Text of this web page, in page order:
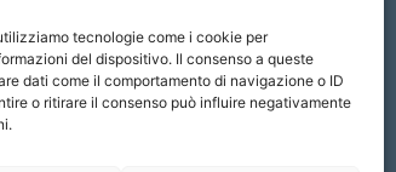
tecnologie come i cookie per
del dispositivo. Il consenso a queste
dati come il comportamento di navigazione o ID
o ritirare il consenso può influire negativamente